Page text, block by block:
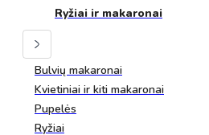
Ryžiai ir makaronai
Bulvių makaronai
Kvietiniai ir kiti makaronai
Pupelės
Ryžiai